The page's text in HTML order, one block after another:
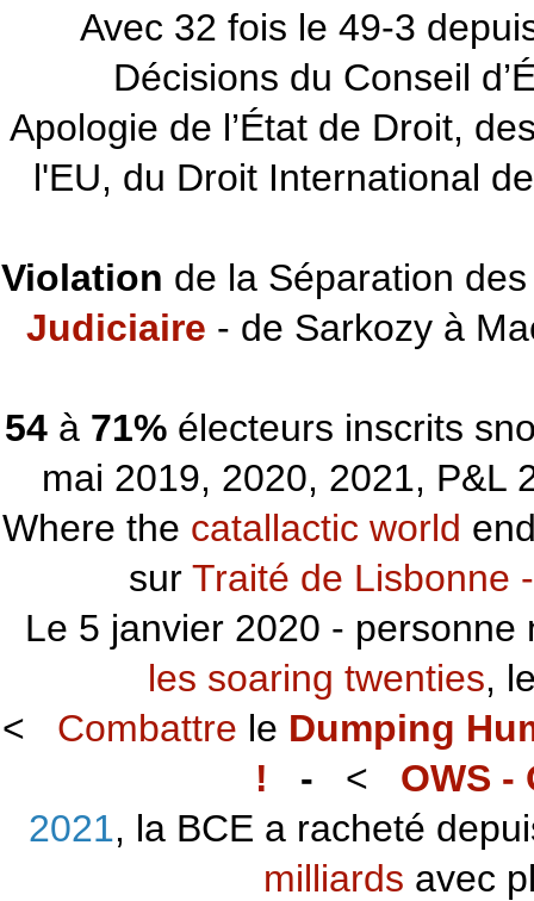
Avec 32 fois le 49-3
Décisions du Conseil
Apologie de l’État de Droit,
l'EU, du Droit International
Violation de la Séparation
Judiciaire - de Sarkozy à
54à 71%électeurs inscrits
mai 2019, 2020, 2021, P&L
Where the catallactic world
sur Traité de Lisbonne
Le 5 janvier 2020 -
les soaring twenties,
< Combattre le Dumping
! - < OWS -
2021, la BCE a racheté
milliards avec